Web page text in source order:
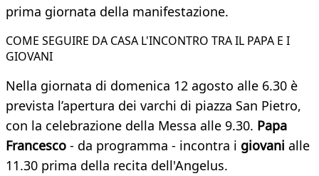
prima giornata della manifestazione.
COME SEGUIRE DA CASA L'INCONTRO TRA IL PAPA E I
GIOVANI
Nella giornata di domenica 12 agosto alle 6.30 è
prevista l’apertura dei varchi di piazza San Pietro,
con la celebrazione della Messa alle 9.30. Papa
Francesco - da programma - incontra i giovani alle
11.30 prima della recita dell'Angelus.